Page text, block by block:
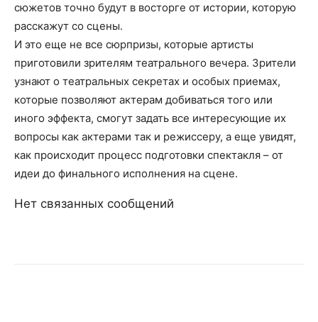
сюжетов точно будут в восторге от истории, которую
расскажут со сцены.
И это еще не все сюрпризы, которые артисты
приготовили зрителям театрального вечера. Зрители
узнают о театральных секретах и особых приемах,
которые позволяют актерам добиваться того или
иного эффекта, смогут задать все интересующие их
вопросы как актерами так и режиссеру, а еще увидят,
как происходит процесс подготовки спектакля – от
идеи до финального исполнения на сцене.
Нет связанных сообщений